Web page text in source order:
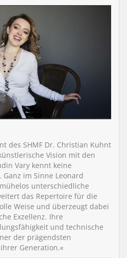
des SHMF Dr. Christian Kuhnt
Vision mit den
Vary kennt keine
im Sinne Leonard
unterschiedliche
das Repertoire für die
Weise und überzeugt dabei
Exzellenz. Ihre
und technische
der prägendsten
Generation.«